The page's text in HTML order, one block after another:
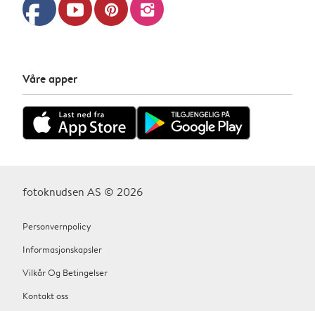
facebook youtube pinterest instagram
Våre apper
fotoknudsen AS © 2026
Personvernpolicy
Informasjonskapsler
Vilkår Og Betingelser
Kontakt oss